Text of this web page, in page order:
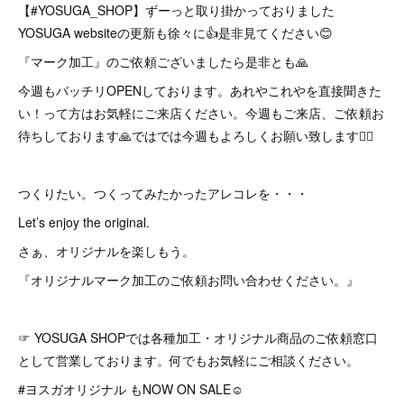
【#YOSUGA_SHOP】ずーっと取り掛かっておりました
YOSUGA websiteの更新も徐々に👍是非見てください😊
『マーク加工』のご依頼ございましたら是非とも🙏
今週もバッチリOPENしております。あれやこれやを直接聞きた
い！って方はお気軽にご来店ください。今週もご来店、ご依頼お
待ちしております🙏ではでは今週もよろしくお願い致します🙇‍♂️
つくりたい。つくってみたかったアレコレを・・・
Let’s enjoy the original.
さぁ、オリジナルを楽しもう。
『オリジナルマーク加工のご依頼お問い合わせください。』
☞ YOSUGA SHOPでは各種加工・オリジナル商品のご依頼窓口
として営業しております。何でもお気軽にご相談ください。
#ヨスガオリジナル もNOW ON SALE☺︎